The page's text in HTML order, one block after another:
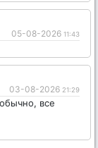
05-08-2026 11:43
03-08-2026 21:29
все